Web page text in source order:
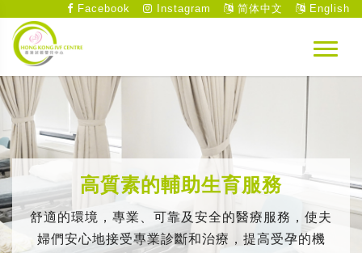
Facebook Instagram 简体中文 English
高質素的輔助生育服務
舒適的環境，專業、可靠及安全的醫療服務，使夫
婦們安心地接受專業診斷和治療，提高受孕的機